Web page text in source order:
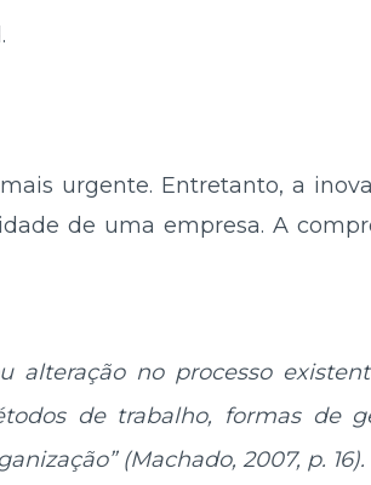
urgente. Entretanto, a
de uma empresa. A
alteração no processo
de trabalho, formas de
(Machado, 2007, p. 16).